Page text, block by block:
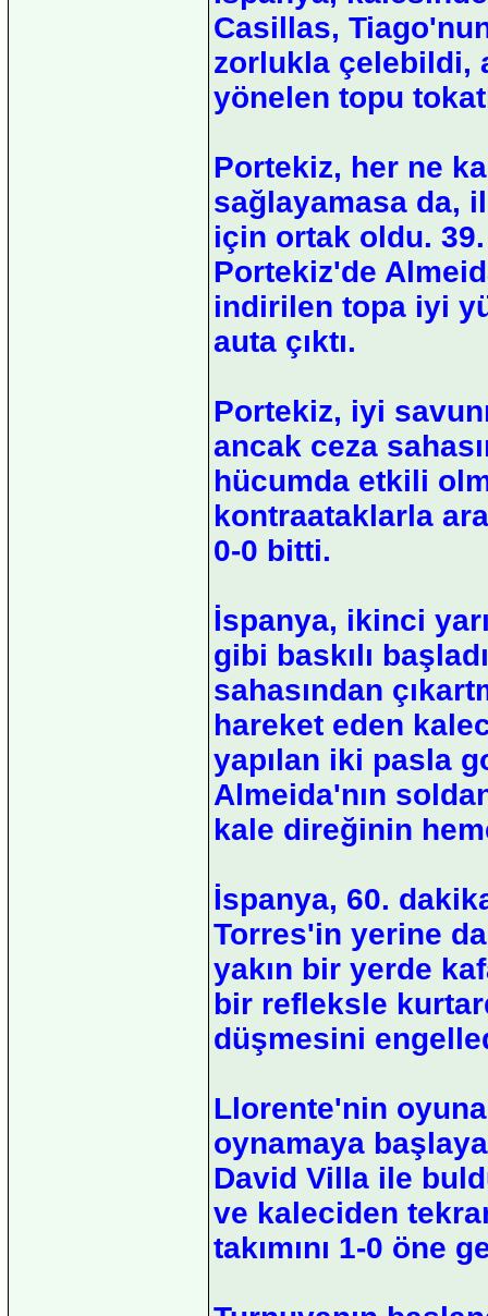
Casillas,
zorlukla çelebildi,
yönelen topu
Portekiz, her ne
sağlayamasa da,
için ortak oldu.
Portekiz'de
indirilen topa iyi
auta çıktı.
Portekiz, iyi
ancak ceza
hücumda etkili
kontraataklarla
0-0 bitti.
İspanya, ikinci
gibi baskılı
sahasından
hareket eden
yapılan iki pasla
Almeida'nın
kale direğinin
İspanya, 60.
Torres'in yerine
yakın bir yerde
bir refleksle
düşmesini
Llorente'nin
oynamaya
David Villa ile
ve kaleciden
takımını 1-0 öne